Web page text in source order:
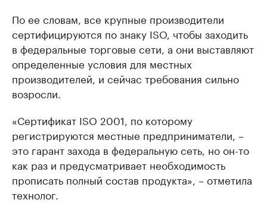
По ее словам, все крупные производители
сертифицируются по знаку ISO, чтобы заходить
в федеральные торговые сети, а они выставляют
определенные условия для местных
производителей, и сейчас требования сильно
возросли.
«Сертификат ISO 2001, по которому
регистрируются местные предприниматели, –
это гарант захода в федеральную сеть, но он-то
как раз и предусматривает необходимость
прописать полный состав продукта», – отметила
технолог.